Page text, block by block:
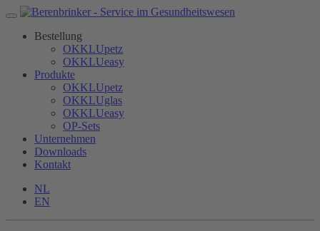
Bestellung
OKKLUpetz
OKKLUeasy
Produkte
OKKLUpetz
OKKLUglas
OKKLUeasy
OP-Sets
Unternehmen
Downloads
Kontakt
NL
EN